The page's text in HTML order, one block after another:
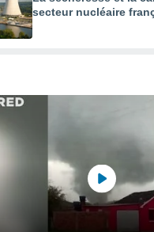
secteur nucléaire